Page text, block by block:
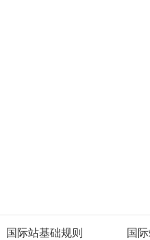
国际站基础规则 国